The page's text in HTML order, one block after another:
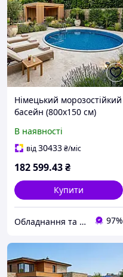
Німецький морозостійкий
басейн (800х150 см)
круглий, плівка 0.6 мм, 65
м³, металевий збірний
В наявності
від30433₴/міс
182 599.43₴
Купити
Обладнання та хімія для басейнів з доставкою по всій Україні 97%